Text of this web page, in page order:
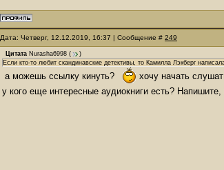
Дата: Четверг, 12.12.2019, 16:37 | Сообщение # 249
Цитата Nurasha6998 (
)
Если кто-то любит скандинавские детективы, то Камилла Лэкберг
а можешь ссылку кинуть?
хочу начать
у кого еще интересные аудиокниги есть? Напишите,